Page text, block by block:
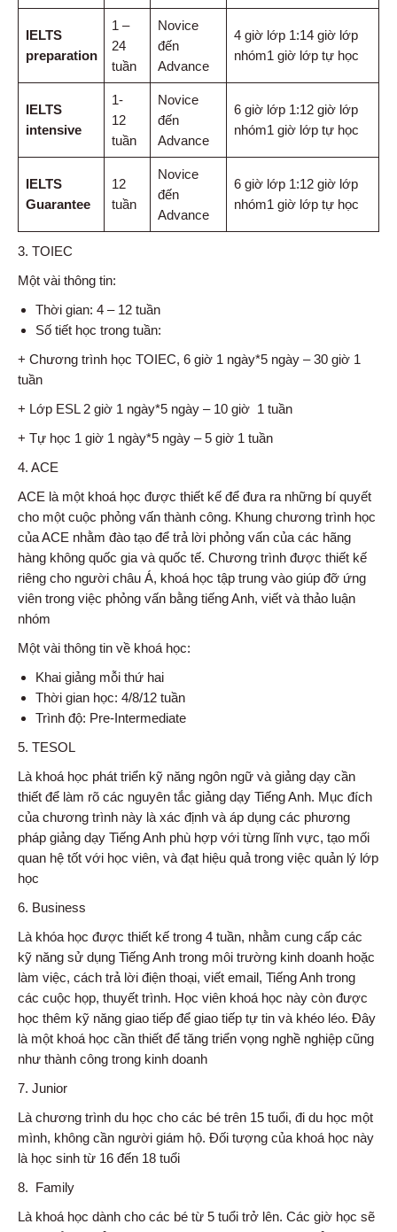
IELTS
preparation
1 –
24
tuần
Novice
đến
Advance
4 giờ lớp 1:14 giờ lớp
nhóm1 giờ lớp tự học
IELTS
intensive
1-
12
tuần
Novice
đến
Advance
6 giờ lớp 1:12 giờ lớp
nhóm1 giờ lớp tự học
IELTS
Guarantee
12
tuần
Novice
đến
Advance
6 giờ lớp 1:12 giờ lớp
nhóm1 giờ lớp tự học
3. TOIEC
Một vài thông tin:
Thời gian: 4 – 12 tuần
Số tiết học trong tuần:
+ Chương trình học TOIEC, 6 giờ 1 ngày*5 ngày – 30 giờ 1
tuần
+ Lớp ESL 2 giờ 1 ngày*5 ngày – 10 giờ 1 tuần
+ Tự học 1 giờ 1 ngày*5 ngày – 5 giờ 1 tuần
4. ACE
ACE là một khoá học được thiết kế để đưa ra những bí quyết
cho một cuộc phỏng vấn thành công. Khung chương trình học
của ACE nhằm đào tạo để trả lời phỏng vấn của các hãng
hàng không quốc gia và quốc tế. Chương trình được thiết kế
riêng cho người châu Á, khoá học tập trung vào giúp đỡ ứng
viên trong việc phỏng vấn bằng tiếng Anh, viết và thảo luận
nhóm
Một vài thông tin về khoá học:
Khai giảng mỗi thứ hai
Thời gian học: 4/8/12 tuần
Trình độ: Pre-Intermediate
5. TESOL
Là khoá học phát triển kỹ năng ngôn ngữ và giảng dạy cần
thiết để làm rõ các nguyên tắc giảng dạy Tiếng Anh. Mục đích
của chương trình này là xác định và áp dụng các phương
pháp giảng dạy Tiếng Anh phù hợp với từng lĩnh vực, tạo mối
quan hệ tốt với học viên, và đạt hiệu quả trong việc quản lý lớp
học
6. Business
Là khóa học được thiết kế trong 4 tuần, nhằm cung cấp các
kỹ năng sử dụng Tiếng Anh trong môi trường kinh doanh hoặc
làm việc, cách trả lời điện thoại, viết email, Tiếng Anh trong
các cuộc họp, thuyết trình. Học viên khoá học này còn được
học thêm kỹ năng giao tiếp để giao tiếp tự tin và khéo léo. Đây
là một khoá học cần thiết để tăng triển vọng nghề nghiệp cũng
như thành công trong kinh doanh
7. Junior
Là chương trình du học cho các bé trên 15 tuổi, đi du học một
mình, không cần người giám hộ. Đối tượng của khoá học này
là học sinh từ 16 đến 18 tuổi
8. Family
Là khoá học dành cho các bé từ 5 tuổi trở lên. Các giờ học sẽ